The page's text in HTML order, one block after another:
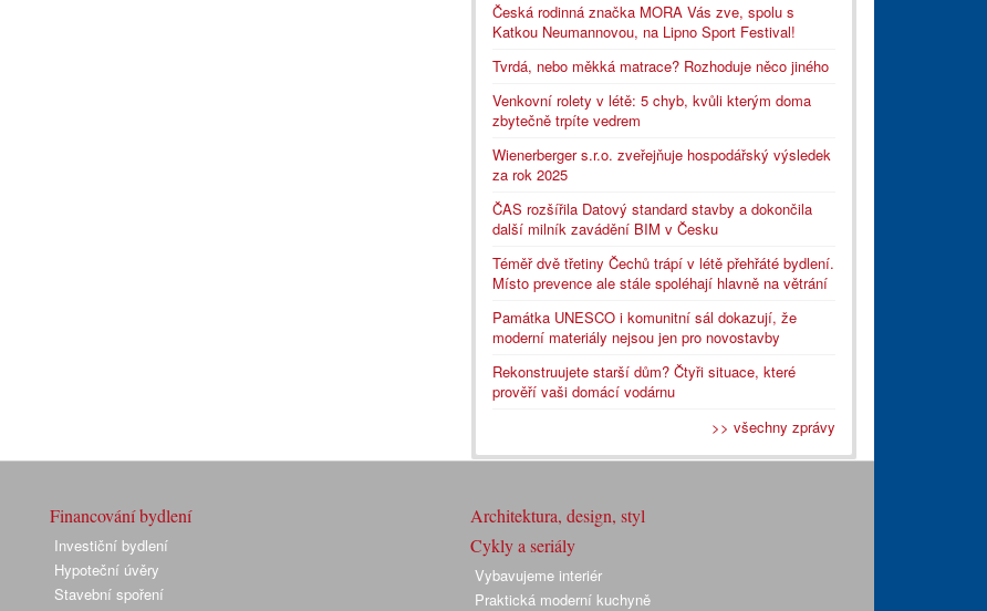
Česká rodinná značka MORA Vás zve, spolu s
Katkou Neumannovou, na Lipno Sport Festival!
Tvrdá, nebo měkká matrace? Rozhoduje něco jiného
Venkovní rolety v létě: 5 chyb, kvůli kterým doma
zbytečně trpíte vedrem
Wienerberger s.r.o. zveřejňuje hospodářský výsledek
za rok 2025
ČAS rozšířila Datový standard stavby a dokončila
další milník zavádění BIM v Česku
Téměř dvě třetiny Čechů trápí v létě přehřáté bydlení.
Místo prevence ale stále spoléhají hlavně na větrání
Památka UNESCO i komunitní sál dokazují, že
moderní materiály nejsou jen pro novostavby
Rekonstruujete starší dům? Čtyři situace, které
prověří vaši domácí vodárnu
>> všechny zprávy
Financování bydlení
Investiční bydlení
Hypoteční úvěry
Stavební spoření
Architektura, design, styl
Cykly a seriály
Vybavujeme interiér
Praktická moderní kuchyně